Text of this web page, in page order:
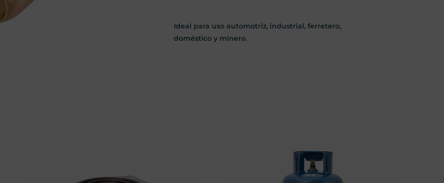
Ideal para uso automotriz, industrial, ferretero,
doméstico y minero.